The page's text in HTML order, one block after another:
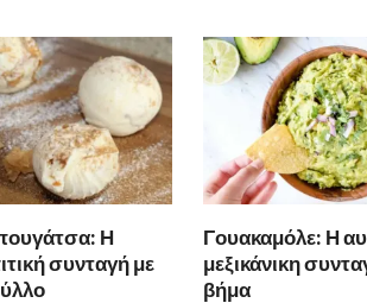
Η
συνταγή με
Γουακαμόλε: Η
μεξικάνικη
βήμα